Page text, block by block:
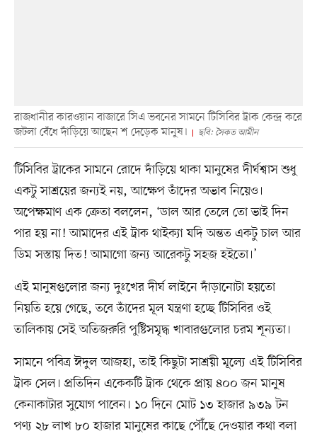
রাজধানীর কারওয়ান বাজারে সিএ ভবনের সামনে টিসিবির ট্রাক কেন্দ্র করে
জটলা বেঁধে দাঁড়িয়ে আছেন শ দেড়েক মানুষ।
ছবি: সৈকত আমীন
টিসিবির ট্রাকের সামনে রোদে দাঁড়িয়ে থাকা মানুষের দীর্ঘশ্বাস শুধু
একটু সাশ্রয়ের জন্যই নয়, আক্ষেপ তাঁদের অভাব নিয়েও।
অপেক্ষমাণ এক ক্রেতা বললেন, ‘ডাল আর তেলে তো ভাই দিন
পার হয় না! আমাদের এই ট্রাক থাইক্যা যদি অন্তত একটু চাল আর
ডিম সস্তায় দিত! আমাগো জন্য আরেকটু সহজ হইতো।’
এই মানুষগুলোর জন্য দুঃখের দীর্ঘ লাইনে দাঁড়ানোটা হয়তো
নিয়তি হয়ে গেছে, তবে তাঁদের মূল যন্ত্রণা হচ্ছে টিসিবির ওই
তালিকায় সেই অতিজরুরি পুষ্টিসমৃদ্ধ খাবারগুলোর চরম শূন্যতা।
সামনে পবিত্র ঈদুল আজহা, তাই কিছুটা সাশ্রয়ী মূল্যে এই টিসিবির
ট্রাক সেল। প্রতিদিন একেকটি ট্রাক থেকে প্রায় ৪০০ জন মানুষ
কেনাকাটার সুযোগ পাবেন। ১০ দিনে মোট ১৩ হাজার ৯৩৯ টন
পণ্য ২৮ লাখ ৮০ হাজার মানুষের কাছে পৌঁছে দেওয়ার কথা বলা